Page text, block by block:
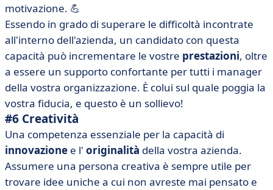
motivazione. 💪
Essendo in grado di superare le difficoltà incontrate
all'interno dell'azienda, un candidato con questa
capacità può incrementare le vostre prestazioni, oltre
a essere un supporto confortante per tutti i manager
della vostra organizzazione. È colui sul quale poggia la
vostra fiducia, e questo è un sollievo!
#6 Creatività
Una competenza essenziale per la capacità di
innovazione e l' originalità della vostra azienda.
Assumere una persona creativa è sempre utile per
trovare idee uniche a cui non avreste mai pensato e